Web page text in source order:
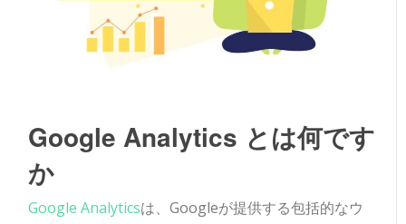
Google Analytics とは何です
か
Google Analyticsは、Googleが提供する包括的なウ